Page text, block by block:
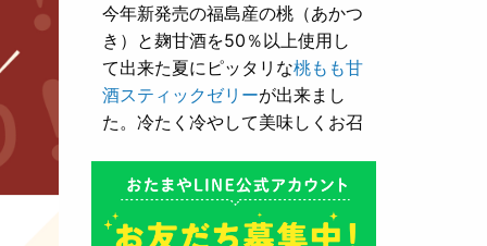
今年新発売の福島産の桃（あかつ
き）と麹甘酒を50％以上使用し
て出来た夏にピッタリな桃もも甘
酒スティックゼリーが出来まし
た。冷たく冷やして美味しくお召
とろり漬け込み用酒粕が新発売！
（2026年05月10日）